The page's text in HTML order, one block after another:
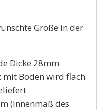
Größe in der
Dicke 28mm
mit Boden wird flach
(Innenmaß des